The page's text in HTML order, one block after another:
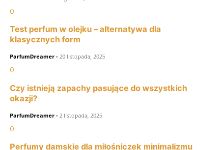
0
Test perfum w olejku – alternatywa dla
klasycznych form
ParfumDreamer - 20 listopada, 2025
0
Czy istnieją zapachy pasujące do wszystkich
okazji?
ParfumDreamer - 2 listopada, 2025
0
Perfumy damskie dla miłośniczek minimalizmu